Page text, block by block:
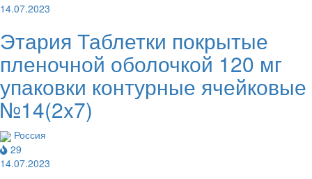
14.07.2023
Этария Таблетки покрытые
пленочной оболочкой 120 мг
упаковки контурные ячейковые
№14(2x7)
Россия
29
14.07.2023